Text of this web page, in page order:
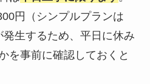
円（シンプルプランは
生するため、平日に休み
を事前に確認しておくと